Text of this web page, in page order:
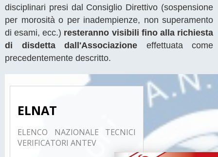
disciplinari presi dal Consiglio Direttivo (sospensione
per morosità o per inadempienze, non superamento
di esami, ecc.) resteranno visibili fino alla richiesta
di disdetta dall'Associazione effettuata come
precedentemente descritto.